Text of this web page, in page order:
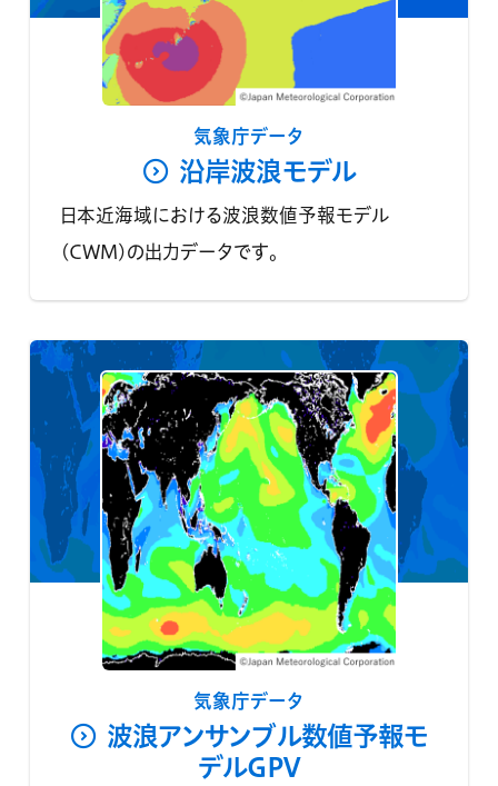
気象庁データ
沿岸波浪モデル
日本近海域における波浪数値予報モデル
(CWM)の出力データです。
気象庁データ
波浪アンサンブル数値予報モ
デルGPV